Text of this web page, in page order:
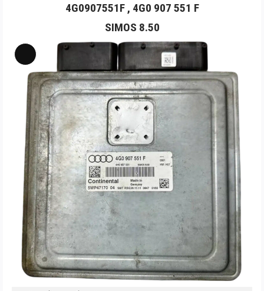
4G0907551F , 4G0 907 551 F
SIMOS 8.50
Long
Mô
tả
sản
phẩm